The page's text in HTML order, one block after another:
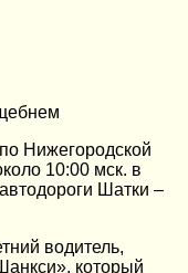
Нижегородской
10:00 мск. в
Шатки –
водитель,
который